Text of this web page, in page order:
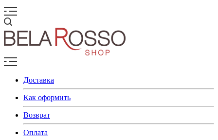
Доставка
Как оформить
Возврат
Оплата